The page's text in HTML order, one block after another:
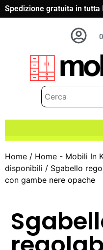
Spedizione gratuita in tutta
Home / Home - Mobili In
disponibili / Sgabello
con gambe nere opache